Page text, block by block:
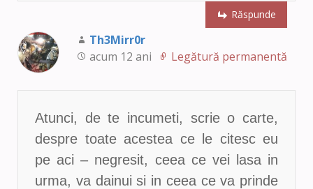
Răspunde
Th3Mirr0r
acum 12 ani
Legătură permanentă
Atunci, de te incumeti, scrie o carte,
despre toate acestea ce le citesc eu
pe aci – negresit, ceea ce vei lasa in
urma, va dainui si in ceea ce va prinde